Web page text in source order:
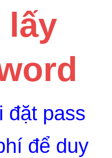
lấy
đặt pass
để duy